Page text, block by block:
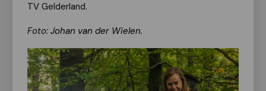
TV Gelderland.
Foto: Johan van der Wielen.